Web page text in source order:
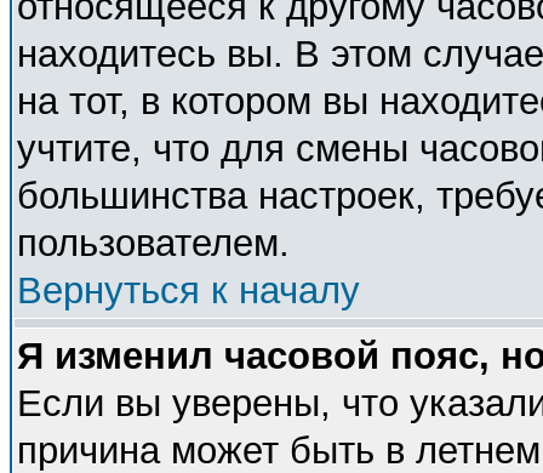
находитесь вы. В этом
на тот, в котором вы
учтите, что для смены
большинства настроек,
пользователем.
Вернуться к началу
Я изменил часовой пояс,
Если вы уверены, что
причина может быть в